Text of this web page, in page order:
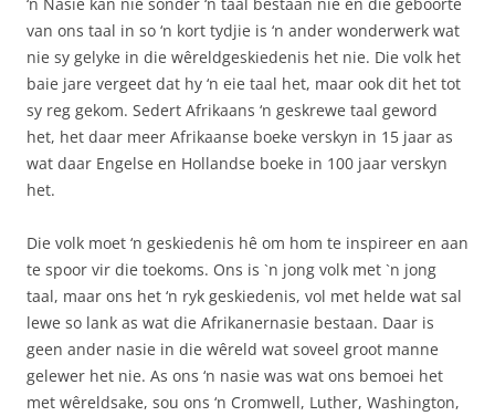
van ons taal in so ‘n kort tydjie is ‘n ander wonderwerk wat
nie sy gelyke in die wêreldgeskiedenis het nie. Die volk het
baie jare vergeet dat hy ‘n eie taal het, maar ook dit het tot
sy reg gekom. Sedert Afrikaans ‘n geskrewe taal geword
het, het daar meer Afrikaanse boeke verskyn in 15 jaar as
wat daar Engelse en Hollandse boeke in 100 jaar verskyn
het.
Die volk moet ‘n geskiedenis hê om hom te inspireer en aan
te spoor vir die toekoms. Ons is `n jong volk met `n jong
taal, maar ons het ‘n ryk geskiedenis, vol met helde wat sal
lewe so lank as wat die Afrikanernasie bestaan. Daar is
geen ander nasie in die wêreld wat soveel groot manne
gelewer het nie. As ons ‘n nasie was wat ons bemoei het
met wêreldsake, sou ons ‘n Cromwell, Luther, Washington,